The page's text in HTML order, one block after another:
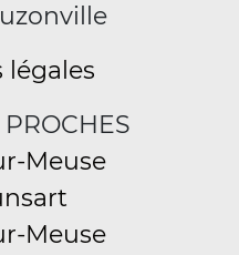
légales
Meuse
Meuse